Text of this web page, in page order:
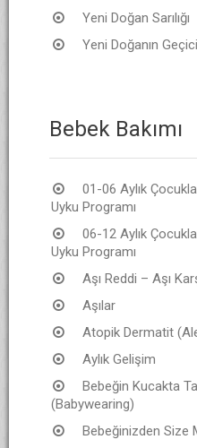
Yeni Doğan Sarılığı
Yeni Doğanın
Bebek Bakımı
01-06 Aylık
Uyku Programı
06-12 Aylık
Uyku Programı
Aşı Reddi – Aşı
Aşılar
Atopik Dermatit
Aylık Gelişim
Bebeğin Kucakta
(Babywearing)
Bebeğinizden Size